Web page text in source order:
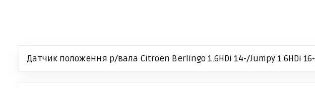
Датчик положення р/вала Citroen Berlingo 1.6HDi 14-/Jumpy 1.6HDi